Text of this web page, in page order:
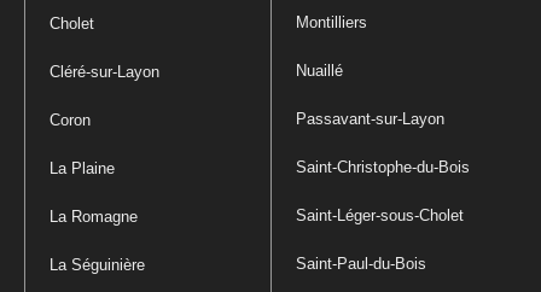
Cholet
Cléré-sur-Layon
Coron
La Plaine
La Romagne
La Séguinière
Montilliers
Nuaillé
Passavant-sur-Layon
Saint-Christophe-du-Bois
Saint-Léger-sous-Cholet
Saint-Paul-du-Bois